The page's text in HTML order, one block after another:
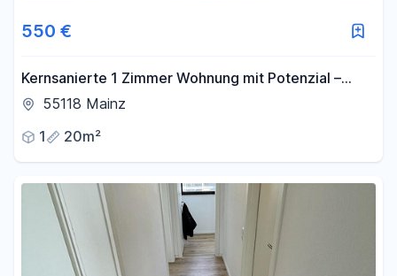
550 €
Kernsanierte 1 Zimmer Wohnung mit Potenzial –
zentrale Lage Mainz ab 15.08 - oder 01.09
55118 Mainz
1
20m²